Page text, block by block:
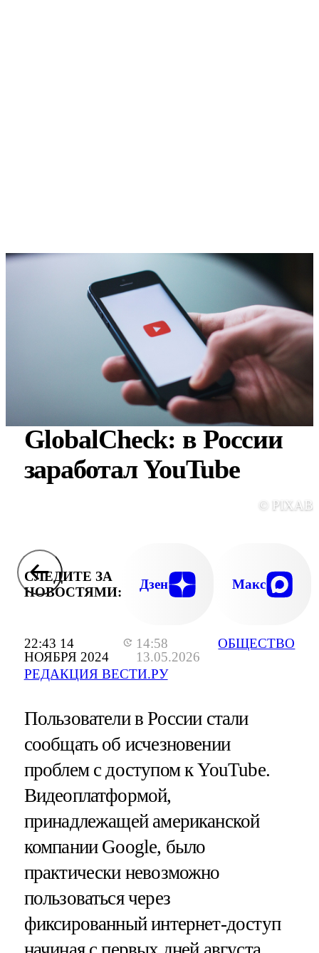
22:43 14
НОЯБРЯ 2024
14:58
13.05.2026
РЕДАКЦИЯ ВЕСТИ.РУ
ОБЩЕСТВО
GlobalCheck: в России
заработал YouTube
©
СЛЕДИТЕ ЗА
НОВОСТЯМИ:
Дзен Макс
Пользователи в России стали
сообщать об исчезновении
проблем с доступом к YouTube.
Видеоплатформой,
принадлежащей американской
компании Google, было
практически невозможно
пользоваться через
фиксированный интернет-доступ